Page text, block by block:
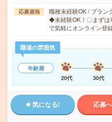
応募資格
職種未経験OK / ブラン
◆未経験OK！〇まずは
で気軽にオンライン
職場の雰囲気
年齢層
20代
30代
気になる! 応募